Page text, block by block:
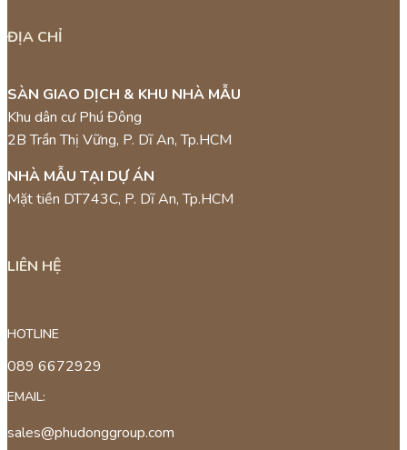
ĐỊA CHỈ
SÀN GIAO DỊCH & KHU NHÀ MẪU
Khu dân cư Phú Đông
2B Trần Thị Vững, P. Dĩ An, Tp.HCM
NHÀ MẪU TẠI DỰ ÁN
Mặt tiền DT743C, P. Dĩ An, Tp.HCM
LIÊN HỆ
HOTLINE
089 6672929
EMAIL:
sales@phudonggroup.com